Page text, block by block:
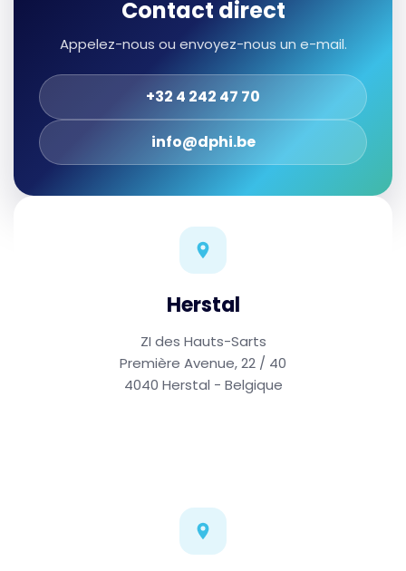
Contact direct
Appelez-nous ou envoyez-nous un e-mail.
+32 4 242 47 70
info@dphi.be
Herstal
ZI des Hauts-Sarts
Première Avenue, 22 / 40
4040 Herstal - Belgique